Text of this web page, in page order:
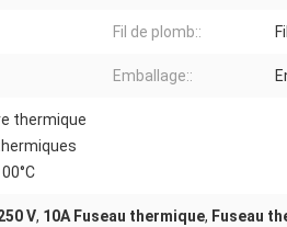
Fil de plomb::
Emballage::
thermique
V, 10A Fuseau thermique, Fuseau